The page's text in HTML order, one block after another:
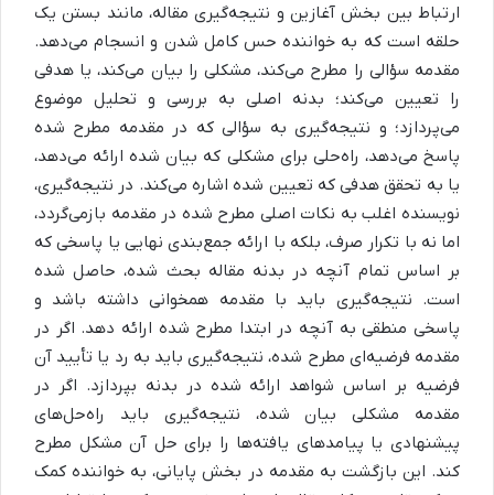
ارتباط بین بخش آغازین و نتیجه‌گیری مقاله، مانند بستن یک
حلقه است که به خواننده حس کامل شدن و انسجام می‌دهد.
مقدمه سؤالی را مطرح می‌کند، مشکلی را بیان می‌کند، یا هدفی
را تعیین می‌کند؛ بدنه اصلی به بررسی و تحلیل موضوع
می‌پردازد؛ و نتیجه‌گیری به سؤالی که در مقدمه مطرح شده
پاسخ می‌دهد، راه‌حلی برای مشکلی که بیان شده ارائه می‌دهد،
یا به تحقق هدفی که تعیین شده اشاره می‌کند. در نتیجه‌گیری،
نویسنده اغلب به نکات اصلی مطرح شده در مقدمه بازمی‌گردد،
اما نه با تکرار صرف، بلکه با ارائه جمع‌بندی نهایی یا پاسخی که
بر اساس تمام آنچه در بدنه مقاله بحث شده، حاصل شده
است. نتیجه‌گیری باید با مقدمه همخوانی داشته باشد و
پاسخی منطقی به آنچه در ابتدا مطرح شده ارائه دهد. اگر در
مقدمه فرضیه‌ای مطرح شده، نتیجه‌گیری باید به رد یا تأیید آن
فرضیه بر اساس شواهد ارائه شده در بدنه بپردازد. اگر در
مقدمه مشکلی بیان شده، نتیجه‌گیری باید راه‌حل‌های
پیشنهادی یا پیامدهای یافته‌ها را برای حل آن مشکل مطرح
کند. این بازگشت به مقدمه در بخش پایانی، به خواننده کمک